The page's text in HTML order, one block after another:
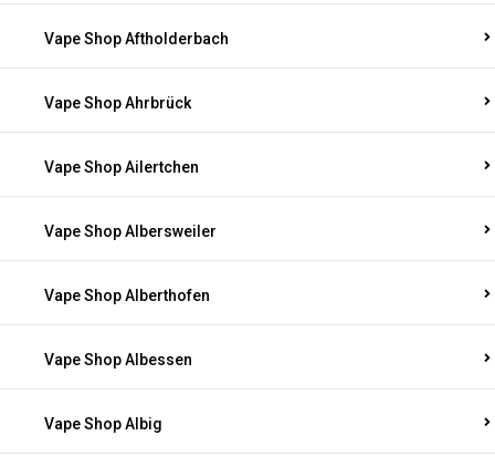
Vape Shop Aftholderbach
Vape Shop Ahrbrück
Vape Shop Ailertchen
Vape Shop Albersweiler
Vape Shop Alberthofen
Vape Shop Albessen
Vape Shop Albig